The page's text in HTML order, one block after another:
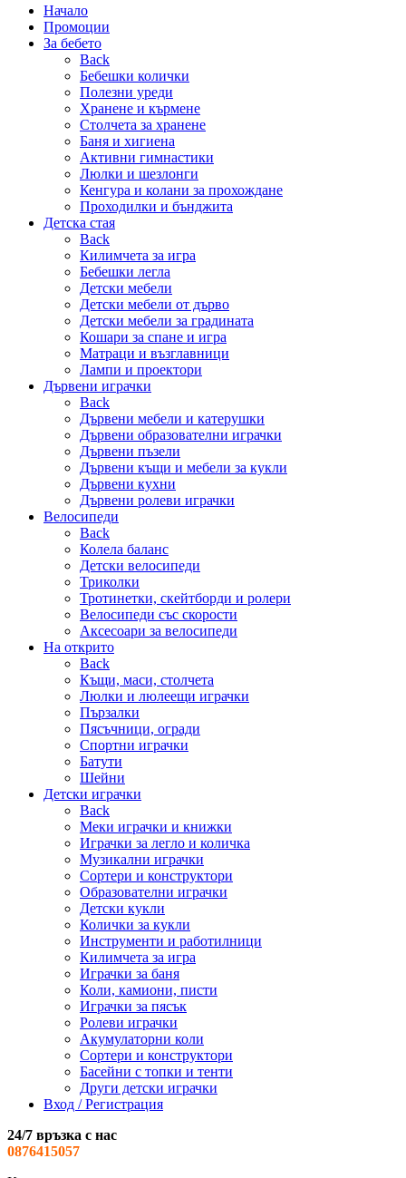
Начало
Промоции
За бебето
Back
Бебешки колички
Полезни уреди
Хранене и кърмене
Столчета за хранене
Баня и хигиена
Активни гимнастики
Люлки и шезлонги
Кенгура и колани за прохождане
Проходилки и бънджита
Детска стая
Back
Килимчета за игра
Бебешки легла
Детски мебели
Детски мебели от дърво
Детски мебели за градината
Кошари за спане и игра
Матраци и възглавници
Лампи и проектори
Дървени играчки
Back
Дървени мебели и катерушки
Дървени образователни играчки
Дървени пъзели
Дървени къщи и мебели за кукли
Дървени кухни
Дървени ролеви играчки
Велосипеди
Back
Колела баланс
Детски велосипеди
Триколки
Тротинетки, скейтборди и ролери
Велосипеди със скорости
Аксесоари за велосипеди
На открито
Back
Къщи, маси, столчета
Люлки и люлеещи играчки
Пързалки
Пясъчници, огради
Спортни играчки
Батути
Шейни
Детски играчки
Back
Меки играчки и книжки
Играчки за легло и количка
Музикални играчки
Сортери и конструктори
Образователни играчки
Детски кукли
Колички за кукли
Инструменти и работилници
Килимчета за игра
Играчки за баня
Коли, камиони, писти
Играчки за пясък
Ролеви играчки
Акумулаторни коли
Сортери и конструктори
Басейни с топки и тенти
Други детски играчки
Вход / Регистрация
24/7 връзка с нас
0876415057